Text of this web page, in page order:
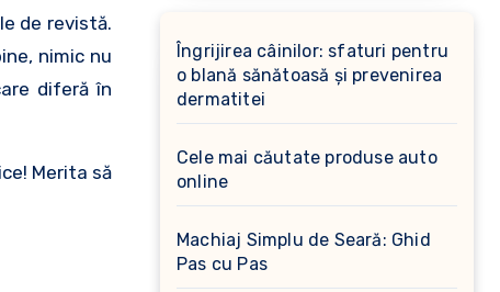
de revistă.
nimic nu
diferă în
Merita să
Îngrijirea câinilor: sfaturi pentru
o blană sănătoasă și prevenirea
dermatitei
Cele mai căutate produse auto
online
Machiaj Simplu de Seară: Ghid
Pas cu Pas